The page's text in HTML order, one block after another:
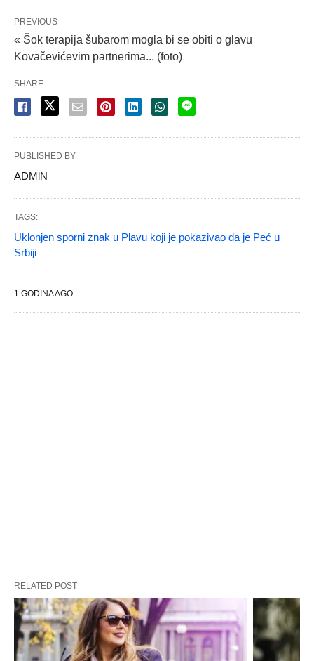
PREVIOUS
« Šok terapija šubarom mogla bi se obiti o glavu
Kovačevićevim partnerima... (foto)
SHARE
PUBLISHED BY
ADMlN
TAGS:
Uklonjen sporni znak u Plavu koji je pokazivao da je Peć u
Srbiji
1 GODINA AGO
RELATED POST